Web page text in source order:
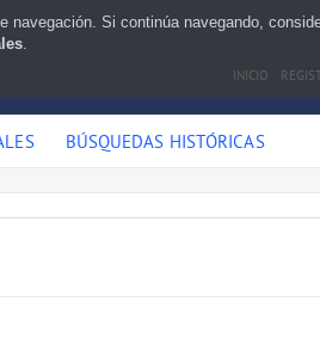
INICIO
BÚSQUEDAS HISTÓRICAS
Si continúa navegando,
.